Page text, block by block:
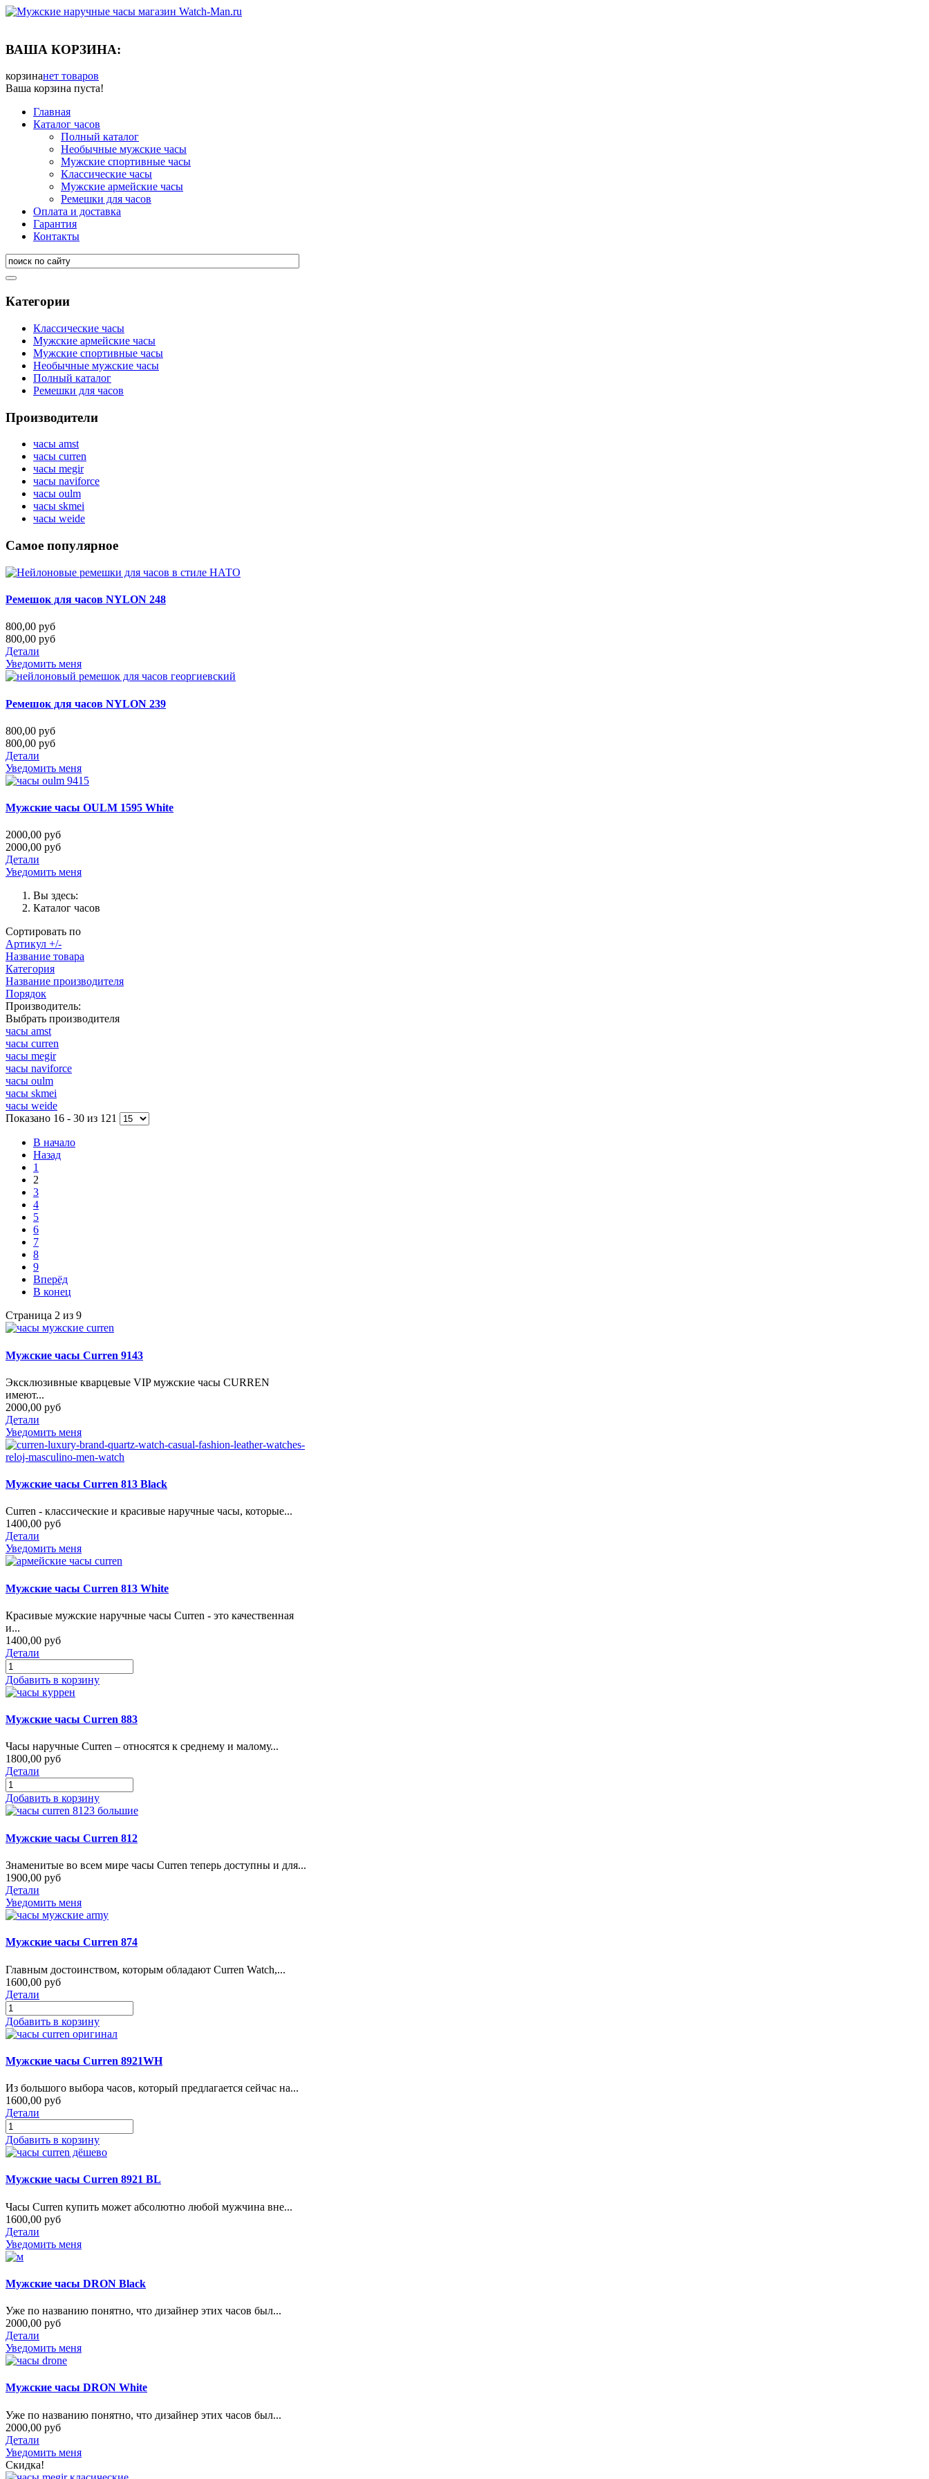
ВАША КОРЗИНА:
корзинанет товаров
Ваша корзина пуста!
Главная
Каталог часов
Полный каталог
Необычные мужские часы
Мужские спортивные часы
Классические часы
Мужские армейские часы
Ремешки для часов
Оплата и доставка
Гарантия
Контакты
Категории
Классические часы
Мужские армейские часы
Мужские спортивные часы
Необычные мужские часы
Полный каталог
Ремешки для часов
Производители
часы amst
часы curren
часы megir
часы naviforce
часы oulm
часы skmei
часы weide
Самое популярное
Ремешок для часов NYLON 248
800,00 руб
800,00 руб
Детали
Уведомить меня
Ремешок для часов NYLON 239
800,00 руб
800,00 руб
Детали
Уведомить меня
Мужские часы OULM 1595 White
2000,00 руб
2000,00 руб
Детали
Уведомить меня
Вы здесь:
Каталог часов
Сортировать по
Артикул +/-
Название товара
Категория
Название производителя
Порядок
Производитель:
Выбрать производителя
часы amst
часы curren
часы megir
часы naviforce
часы oulm
часы skmei
часы weide
Показано 16 - 30 из 121
В начало
Назад
1
2
3
4
5
6
7
8
9
Вперёд
В конец
Страница 2 из 9
Мужские часы Curren 9143
Эксклюзивные кварцевые VIP мужские часы CURREN
имеют...
2000,00 руб
Детали
Уведомить меня
Мужские часы Curren 813 Black
Curren - классические и красивые наручные часы, которые...
1400,00 руб
Детали
Уведомить меня
Мужские часы Curren 813 White
Красивые мужские наручные часы Curren - это качественная
и...
1400,00 руб
Детали
Добавить в корзину
Мужские часы Curren 883
Часы наручные Curren – относятся к среднему и малому...
1800,00 руб
Детали
Добавить в корзину
Мужские часы Curren 812
Знаменитые во всем мире часы Curren теперь доступны и для...
1900,00 руб
Детали
Уведомить меня
Мужские часы Curren 874
Главным достоинством, которым обладают Curren Watch,...
1600,00 руб
Детали
Добавить в корзину
Мужские часы Curren 8921WH
Из большого выбора часов, который предлагается сейчас на...
1600,00 руб
Детали
Добавить в корзину
Мужские часы Curren 8921 BL
Часы Curren купить может абсолютно любой мужчина вне...
1600,00 руб
Детали
Уведомить меня
Мужские часы DRON Black
Уже по названию понятно, что дизайнер этих часов был...
2000,00 руб
Детали
Уведомить меня
Мужские часы DRON White
Уже по названию понятно, что дизайнер этих часов был...
2000,00 руб
Детали
Уведомить меня
Скидка!